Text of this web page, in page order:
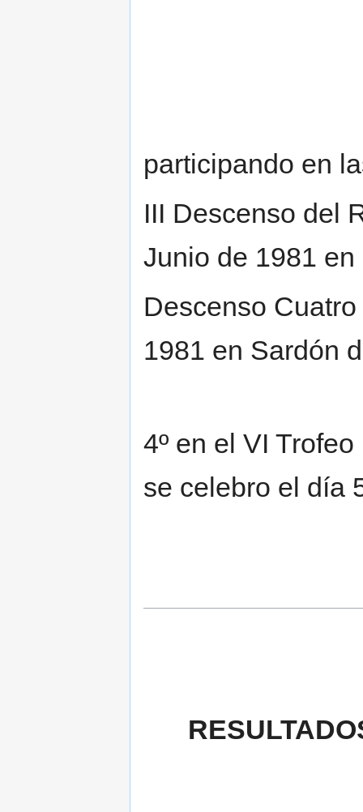
participando en
III Descenso del
Junio de 1981
Descenso
1981 en Sardón
4º en el VI
se celebro el día